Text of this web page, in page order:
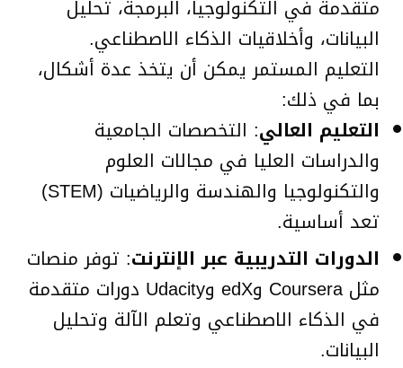
متقدمة في التكنولوجيا، البرمجة، تحليل
البيانات، وأخلاقيات الذكاء الاصطناعي.
التعليم المستمر يمكن أن يتخذ عدة أشكال،
بما في ذلك:
التعليم العالي: التخصصات الجامعية
والدراسات العليا في مجالات العلوم
والتكنولوجيا والهندسة والرياضيات (STEM)
تعد أساسية.
الدورات التدريبية عبر الإنترنت: توفر منصات
مثل Coursera وedX وUdacity دورات متقدمة
في الذكاء الاصطناعي وتعلم الآلة وتحليل
البيانات.